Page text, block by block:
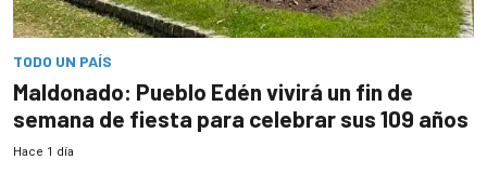
TODO UN PAÍS
Maldonado: Pueblo Edén vivirá un fin de
semana de fiesta para celebrar sus 109 años
Hace 1 día